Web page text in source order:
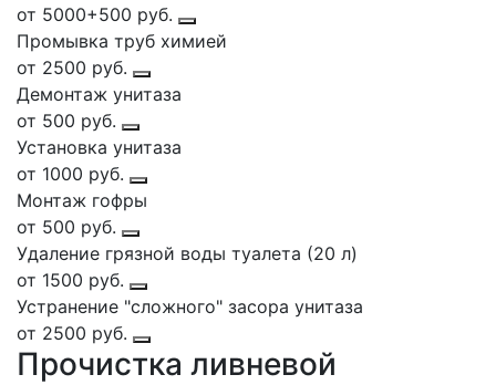
от 5000+500 руб.
Промывка труб химией
от 2500 руб.
Демонтаж унитаза
от 500 руб.
Установка унитаза
от 1000 руб.
Монтаж гофры
от 500 руб.
Удаление грязной воды туалета (20 л)
от 1500 руб.
Устранение "сложного" засора унитаза
от 2500 руб.
Прочистка ливневой